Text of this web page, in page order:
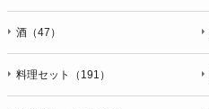
酒（47）
料理セット（191）